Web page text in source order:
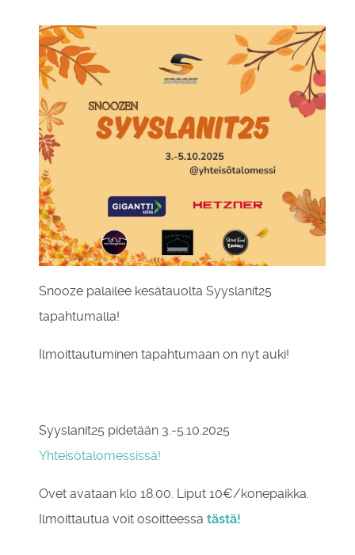
Snooze palailee kesätauolta Syyslanit25
tapahtumalla!
Ilmoittautuminen tapahtumaan on nyt auki!
Syyslanit25 pidetään 3.-5.10.2025
Yhteisötalomessissä!
Ovet avataan klo 18.00. Liput 10€/konepaikka.
Ilmoittautua voit osoitteessa tästä!